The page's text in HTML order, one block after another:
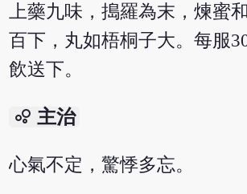
上藥九味，搗羅為末，煉蜜
百下，丸如梧桐子大。每服
飲送下。
bubble_chart 主治
心氣不定，驚悸多忘。